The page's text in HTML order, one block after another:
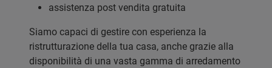
assistenza post vendita gratuita
Siamo capaci di gestire con esperienza la
ristrutturazione della tua casa, anche grazie alla
disponibilità di una vasta gamma di arredamento